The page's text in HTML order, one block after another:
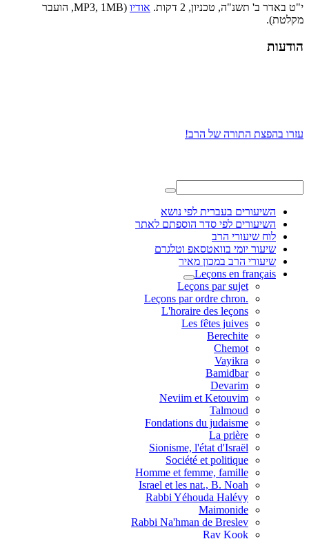
י"ט באדר ב' תשנ"ה, טכניון, 2 דקות. אודיו
(MP3, 1MB, הועבר
מקלטת).
הודעות
עזרו בהפצת התורה של הרב!
השיעורים בעברית לפי נושא
השיעורים לפי סדר הוספתם לאתר
לוח שיעורי הרב
שיעור יומי בוואטסאפ וטלגרם
שיעורי הרב במכון מאיר
Leçons en français
Leçons par sujet
.Leçons par ordre chron
L'horaire des leçons
Les fêtes juives
Berechite
Chemot
Vayikra
Bamidbar
Devarim
Neviim et Ketouvim
Talmoud
Fondations du judaisme
La prière
Sionisme, l'état d'Israël
Société et politique
Homme et femme, famille
Israel et les nat., B. Noah
Rabbi Yéhouda Halévy
Maimonide
Rabbi Na'hman de Breslev
Rav Kook